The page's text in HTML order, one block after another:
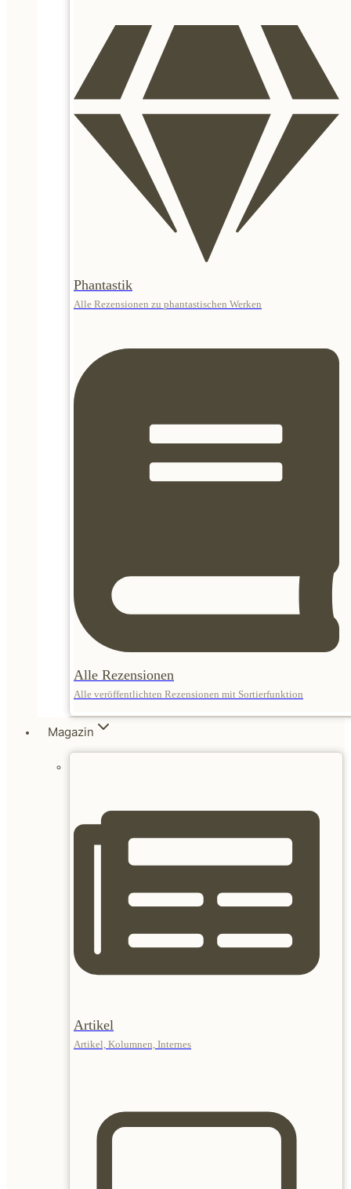
Phantastik
Alle Rezensionen zu phantastischen Werken
Alle Rezensionen
Alle veröffentlichten Rezensionen mit Sortierfunktion
Magazin
Artikel
Artikel, Kolumnen, Internes